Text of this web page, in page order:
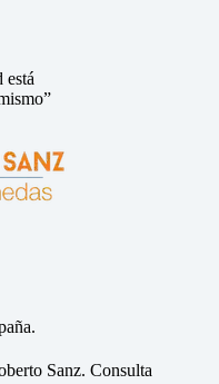
está
Sanz. Consulta